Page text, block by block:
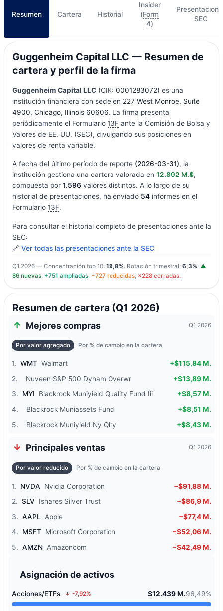
Resumen Cartera Historial
Insider
(Form
4)
SEC
Guggenheim Capital LLC — Resumen de
cartera y perfil de la firma
Guggenheim Capital LLC(CIK: 0001283072) es una
institución financiera con sede en 227 West Monroe, Suite
4900, Chicago, Illinois 60606. La firma presenta
periódicamente el Formulario 13Fante la Comisión de Bolsa y
Valores de EE. UU. (SEC), divulgando sus posiciones en
valores de renta variable.
A fecha del último período de reporte (2026-03-31), la
institución gestiona una cartera valorada en 12.892 M.$,
compuesta por 1.596 valores distintos. A lo largo de su
historial de presentaciones, ha enviado 54informes en el
Formulario 13F.
Para consultar el historial completo de presentaciones ante la
SEC:
🔗 Ver todas las presentaciones ante la SEC
Q1 2026 — Concentración top 10: 19,8%. Rotación trimestral: 6,3%. ▲
86 nuevas, +751 ampliadas, −727 reducidas, ×228 cerradas.
Resumen de cartera (Q1 2026)
Mejores compras Q1 2026
Por valor agregado Por % de cambio en la cartera
1. WMT Walmart
+$115,84 M.
2.
Nuveen S&P 500 Dynam Overwr
+$13,89 M.
3.
MYI Blackrock Muniyield Quality Fund Iii
+$8,57 M.
4.
Blackrock Muniassets Fund
+$8,51 M.
5.
Blackrock Muniyield Ny Qlty +$8,43 M.
Principales ventas Q1 2026
Por valor reducido Por % de cambio en la cartera
1. NVDA Nvidia Corporation
−$91,88 M.
2. SLV Ishares Silver Trust
−$86,9 M.
3. AAPL Apple
−$77,4 M.
4.
MSFT Microsoft Corporation
−$52,06 M.
5. AMZN Amazoncom −$42,49 M.
Asignación de activos
Acciones/ETFs -7,92% $12.439 M.96,49%